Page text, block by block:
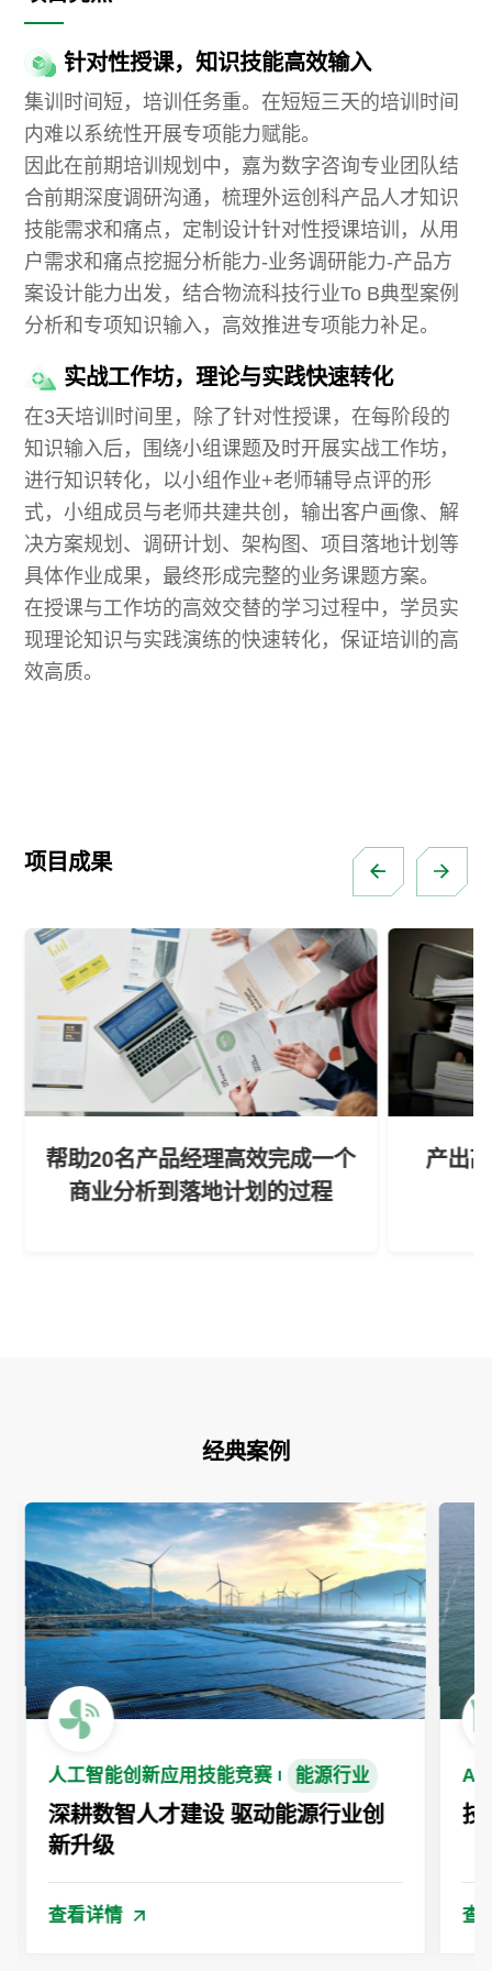
针对性授课，知识技能高效输入
集训时间短，培训任务重。在短短三天的培训时间
内难以系统性开展专项能力赋能。
因此在前期培训规划中，嘉为数字咨询专业团队结
合前期深度调研沟通，梳理外运创科产品人才知识
技能需求和痛点，定制设计针对性授课培训，从用
户需求和痛点挖掘分析能力-业务调研能力-产品方
案设计能力出发，结合物流科技行业To B典型案例
分析和专项知识输入，高效推进专项能力补足。
实战工作坊，理论与实践快速转化
在3天培训时间里，除了针对性授课，在每阶段的
知识输入后，围绕小组课题及时开展实战工作坊，
进行知识转化，以小组作业+老师辅导点评的形
式，小组成员与老师共建共创，输出客户画像、解
决方案规划、调研计划、架构图、项目落地计划等
具体作业成果，最终形成完整的业务课题方案。
在授课与工作坊的高效交替的学习过程中，学员实
现理论知识与实践演练的快速转化，保证培训的高
效高质。
项目成果
帮助20名产品经理高效完成一个
商业分析到落地计划的过程
产出
经典案例
人工智能创新应用技能竞赛 能源行业
深耕数智人才建设 驱动能源行业创
新升级
查看详情
AI
技
查